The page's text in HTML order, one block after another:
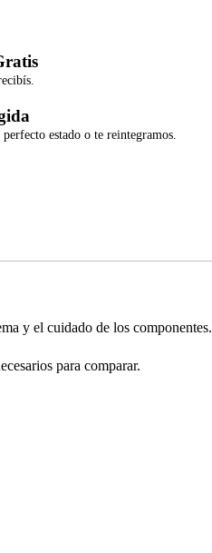
estado o te reintegramos.
y el cuidado de los componentes.
para comparar.